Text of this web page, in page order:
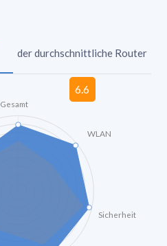
der durchschnittliche Router
Gesamt
WLAN
Sicherheit